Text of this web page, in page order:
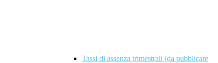
Tassi di assenza trimestrali (da pubblicare